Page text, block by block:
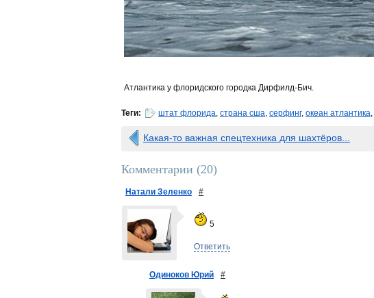
Атлантика у флоридского городка Дирфилд-Бич.
Теги: штат флорида, страна сша, серфинг, океан атлантика,
Какая-то важная спецтехника для шахтёров...
Комментарии (20)
Натали Зеленко #
5
Ответить
Одиноков Юрий #